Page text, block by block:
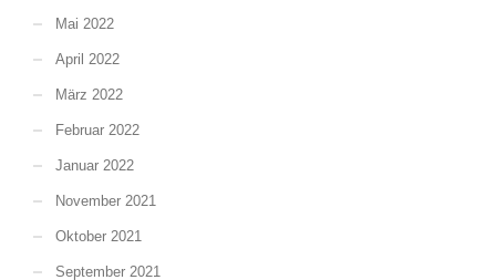
Mai 2022
April 2022
März 2022
Februar 2022
Januar 2022
November 2021
Oktober 2021
September 2021